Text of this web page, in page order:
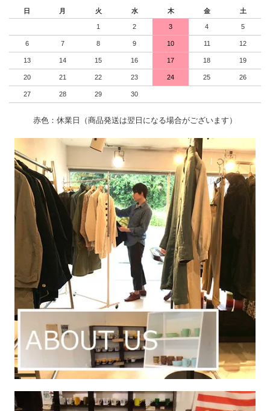
日 月 火 水 木 金 土
1 2 3 4 5
6 7 8 9 10 11 12
13 14 15 16 17 18 19
20 21 22 23 24 25 26
27 28 29 30
赤色：休業日（商品発送は翌日になる場合がございます）